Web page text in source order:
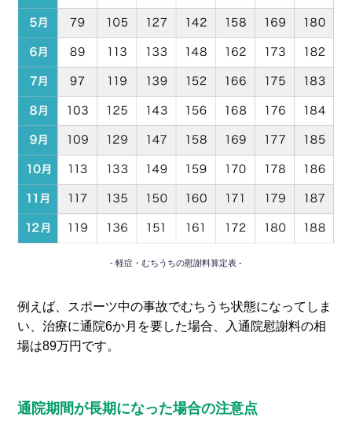
軽症・むちうちの慰謝料算定表
例えば、スポーツ中の事故でむちうち状態になってしま
い、治療に通院6か月を要した場合、入通院慰謝料の相
場は89万円です。
通院期間が長期になった場合の注意点